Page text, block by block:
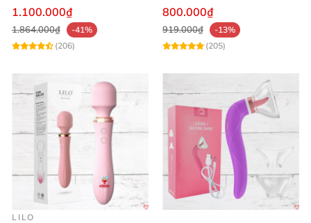
Sóng Âm Kích Thích Tối Ưu
1.100.000₫
1.864.000₫
-41%
(206)
800.000₫
919.000₫
-13%
(205)
LILO